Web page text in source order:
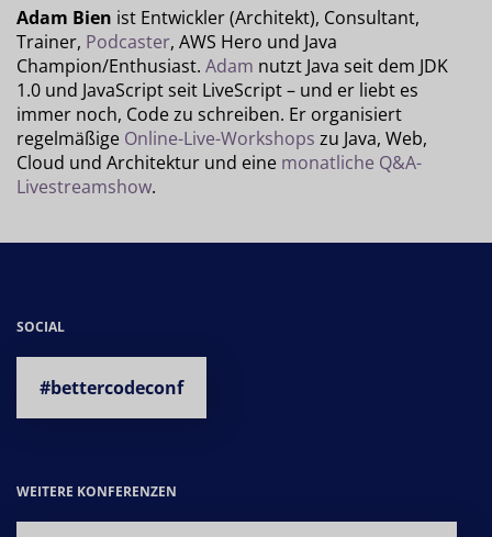
Adam Bien ist Entwickler (Architekt), Consultant,
Trainer, Podcaster, AWS Hero und Java
Champion/Enthusiast. Adam nutzt Java seit dem JDK
1.0 und JavaScript seit LiveScript – und er liebt es
immer noch, Code zu schreiben. Er organisiert
regelmäßige Online-Live-Workshops zu Java, Web,
Cloud und Architektur und eine monatliche Q&A-
Livestreamshow.
SOCIAL
#bettercodeconf
WEITERE KONFERENZEN